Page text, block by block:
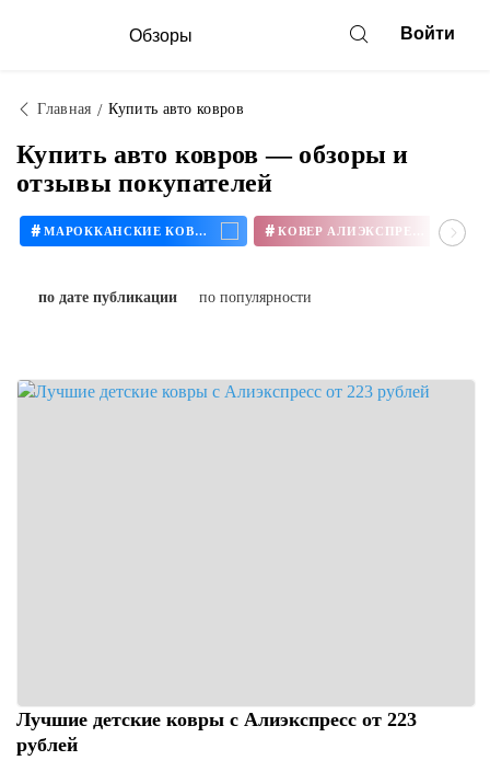
Обзоры Войти
Главная Купить авто ковров
Купить авто ковров — обзоры и
отзывы покупателей
# МАРОККАНСКИЕ КОВРЫ #
по дате публикации по популярности
Лучшие детские ковры с Алиэкспресс от 223
рублей